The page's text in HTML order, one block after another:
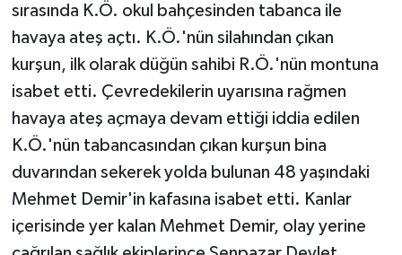
sırasında K.Ö. okul bahçesinden tabanca ile
havaya ateş açtı. K.Ö.'nün silahından çıkan
kurşun, ilk olarak düğün sahibi R.Ö.'nün montuna
isabet etti. Çevredekilerin uyarısına rağmen
havaya ateş açmaya devam ettiği iddia edilen
K.Ö.'nün tabancasından çıkan kurşun bina
duvarından sekerek yolda bulunan 48 yaşındaki
Mehmet Demir'in kafasına isabet etti. Kanlar
içerisinde yer kalan Mehmet Demir, olay yerine
KÜLTÜR SANAT
MAGAZİN
Otomobil
POLİTİKA
Sağlık